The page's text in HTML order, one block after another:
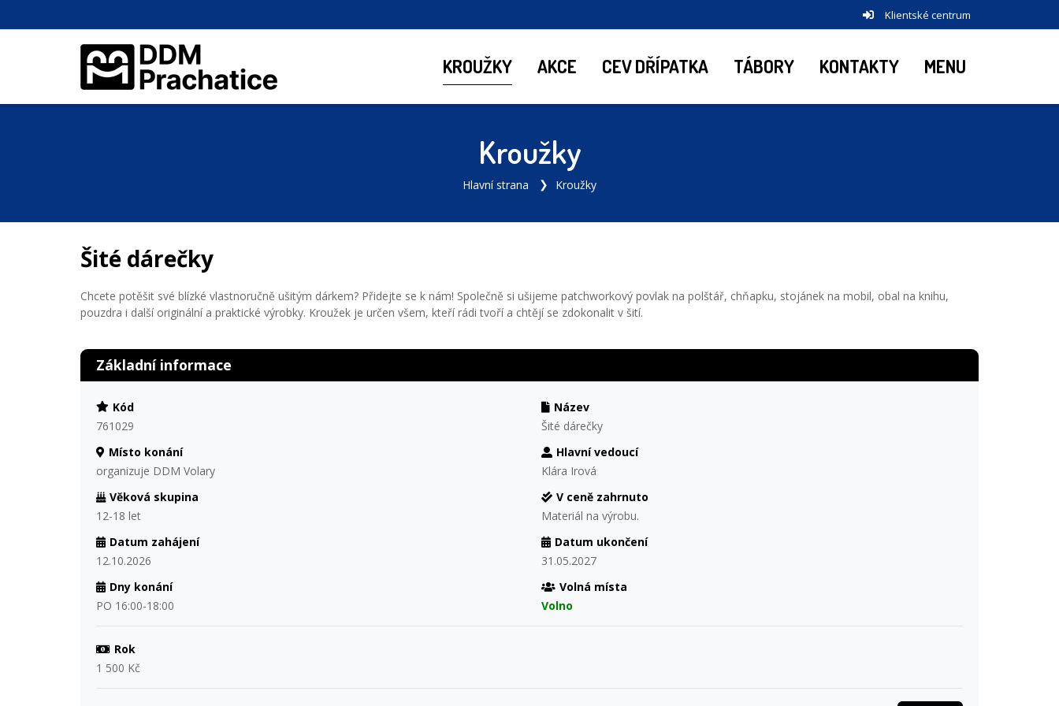
Klientské centrum
KROUŽKY AKCE CEV DŘÍPATKA TÁBORY KONTAKTY MENU
Kroužky
Hlavní strana Kroužky
Šité dárečky
Chcete potěšit své blízké vlastnoručně ušitým dárkem? Přidejte se k nám! Společně si ušijeme patchworkový povlak na polštář, chňapku, stojánek na mobil, obal na knihu,
pouzdra i další originální a praktické výrobky. Kroužek je určen všem, kteří rádi tvoří a chtějí se zdokonalit v šití.
Základní informace
Kód
761029
Název
Šité dárečky
Místo konání
organizuje DDM Volary
Hlavní vedoucí
Klára Irová
Věková skupina
12-18 let
V ceně zahrnuto
Materiál na výrobu.
Datum zahájení
12.10.2026
Datum ukončení
31.05.2027
Dny konání
PO 16:00-18:00
Volná místa
Volno
Rok
1 500 Kč